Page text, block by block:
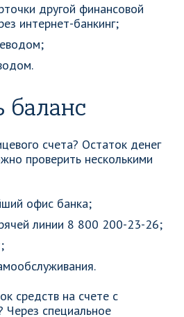
другой финансовой
интернет-банкинг;
баланс
счета? Остаток денег
проверить несколькими
офис банка;
линии 8 800 200-23-26;
средств на счете с
специальное